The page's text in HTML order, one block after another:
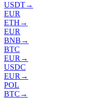
USDT→
EUR
ETH →
EUR
BNB →
BTC
EUR →
USDC
EUR →
POL
BTC →